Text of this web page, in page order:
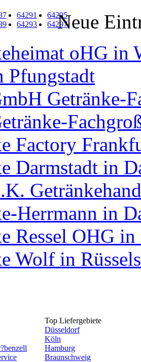
64291
64293
64295
64297Neue
oHG in
Pfungstadt
Getränke-
Factory
Darmstadt in
Herrmann in
Ressel OHG
Wolf in
Top Liefergebiete
Düsseldorf
Köln
Hamburg
Braunschweig